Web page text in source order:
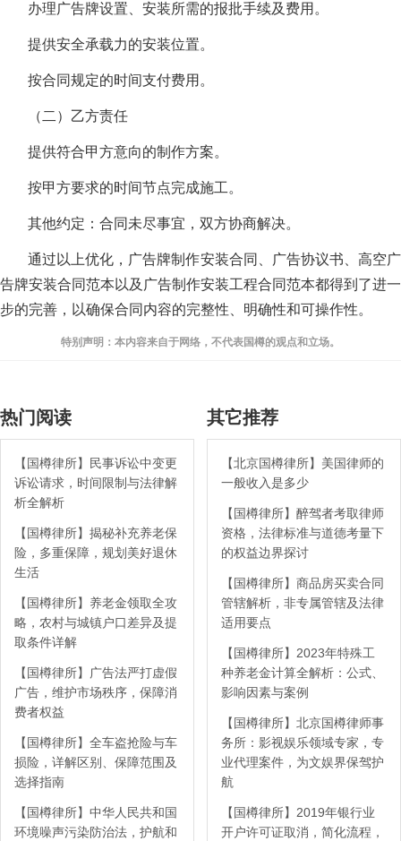
办理广告牌设置、安装所需的报批手续及费用。
提供安全承载力的安装位置。
按合同规定的时间支付费用。
（二）乙方责任
提供符合甲方意向的制作方案。
按甲方要求的时间节点完成施工。
其他约定：合同未尽事宜，双方协商解决。
通过以上优化，广告牌制作安装合同、广告协议书、高空广
告牌安装合同范本以及广告制作安装工程合同范本都得到了进一
步的完善，以确保合同内容的完整性、明确性和可操作性。
特别声明：本内容来自于网络，不代表国樽的观点和立场。
热门阅读
【国樽律所】民事诉讼中变更
诉讼请求，时间限制与法律解
析全解析
【国樽律所】揭秘补充养老保
险，多重保障，规划美好退休
生活
【国樽律所】养老金领取全攻
略，农村与城镇户口差异及提
取条件详解
【国樽律所】广告法严打虚假
广告，维护市场秩序，保障消
费者权益
【国樽律所】全车盗抢险与车
损险，详解区别、保障范围及
选择指南
【国樽律所】中华人民共和国
环境噪声污染防治法，护航和
其它推荐
【北京国樽律所】美国律师的
一般收入是多少
【国樽律所】醉驾者考取律师
资格，法律标准与道德考量下
的权益边界探讨
【国樽律所】商品房买卖合同
管辖解析，非专属管辖及法律
适用要点
【国樽律所】2023年特殊工
种养老金计算全解析：公式、
影响因素与案例
【国樽律所】北京国樽律师事
务所：影视娱乐领域专家，专
业代理案件，为文娱界保驾护
航
【国樽律所】2019年银行业
开户许可证取消，简化流程，